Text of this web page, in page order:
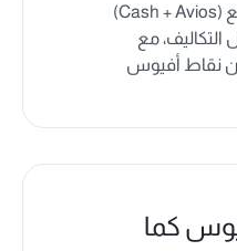
استفد من خدمة الدفع (Cash + Avios)
التكاليف، مع
نقاط أفيوس
كما